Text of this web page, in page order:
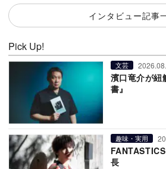
インタビュー記事
Pick Up!
文芸
濱口竜介が紐
書』
趣味・実用
長